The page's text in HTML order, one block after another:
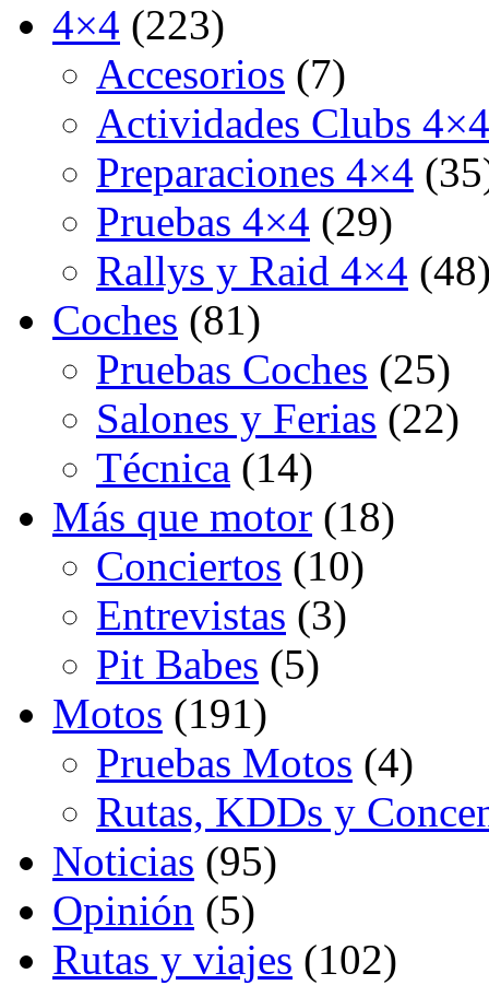
4×4 (223)
Accesorios (7)
Actividades Clubs 4×4
Preparaciones 4×4
Pruebas 4×4 (29)
Rallys y Raid 4×4
Coches (81)
Pruebas Coches (25)
Salones y Ferias (22)
Técnica (14)
Más que motor (18)
Conciertos (10)
Entrevistas (3)
Pit Babes (5)
Motos (191)
Pruebas Motos (4)
Rutas, KDDs y
Noticias (95)
Opinión (5)
Rutas y viajes (102)